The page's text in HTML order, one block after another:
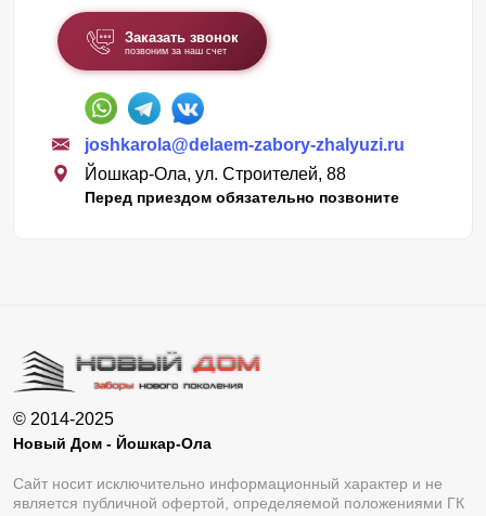
Заказать звонок
позвоним за наш счет
joshkarola@delaem-zabory-zhalyuzi.ru
Йошкар-Ола, ул. Строителей, 88
Перед приездом обязательно позвоните
© 2014-2025
Новый Дом - Йошкар-Ола
Сайт носит исключительно информационный характер и не
является публичной офертой, определяемой положениями ГК